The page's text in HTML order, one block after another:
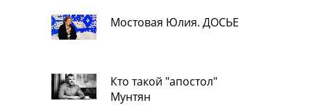
Мостовая Юлия. ДОСЬЕ
Кто такой "апостол"
Мунтян